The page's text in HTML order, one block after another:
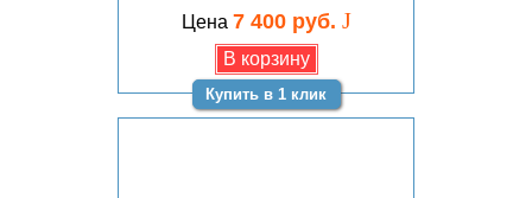
Цена 7 400 руб. J
Купить в 1 клик